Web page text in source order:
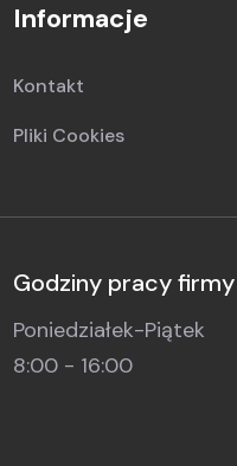
Informacje
Kontakt
Pliki Cookies
Godziny pracy firmy
Poniedziałek-Piątek
8:00 - 16:00